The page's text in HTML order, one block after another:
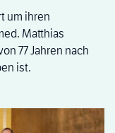
um ihren
Matthias
77 Jahren nach
ist.